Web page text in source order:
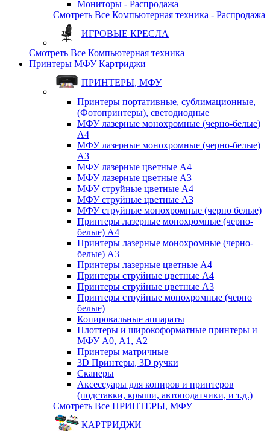
Мониторы - Распродажа
Смотреть Все Компьютерная техника - Распродажа
ИГРОВЫЕ КРЕСЛА
Смотреть Все Компьютерная техника
Принтеры МФУ Картриджи
ПРИНТЕРЫ, МФУ
Принтеры портативные, сублимационные,
(Фотопринтеры), светодиодные
МФУ лазерные монохромные (черно-белые)
A4
МФУ лазерные монохромные (черно-белые)
A3
МФУ лазерные цветные A4
МФУ лазерные цветные A3
МФУ струйные цветные A4
МФУ струйные цветные A3
МФУ струйные монохромные (черно белые)
Принтеры лазерные монохромные (черно-
белые) A4
Принтеры лазерные монохромные (черно-
белые) A3
Принтеры лазерные цветные A4
Принтеры струйные цветные A4
Принтеры струйные цветные A3
Принтеры струйные монохромные (черно
белые)
Копировальные аппараты
Плоттеры и широкоформатные принтеры и
МФУ А0, А1, А2
Принтеры матричные
3D Принтеры, 3D ручки
Сканеры
Аксессуары для копиров и принтеров
(подставки, крыши, автоподатчики, и т.д.)
Смотреть Все ПРИНТЕРЫ, МФУ
КАРТРИДЖИ